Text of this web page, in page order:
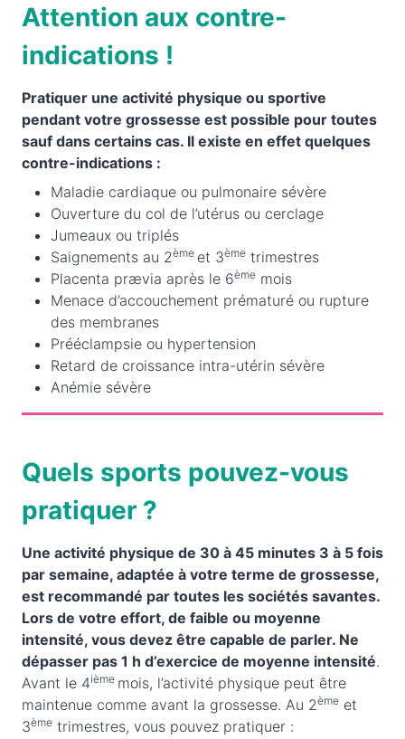
Attention aux contre-
indications !
Pratiquer une activité physique ou sportive
pendant votre grossesse est possible pour toutes
sauf dans certains cas. Il existe en effet quelques
contre-indications :
Maladie cardiaque ou pulmonaire sévère
Ouverture du col de l’utérus ou cerclage
Jumeaux ou triplés
Saignements au 2ème et 3ème trimestres
Placenta prævia après le 6ème mois
Menace d’accouchement prématuré ou rupture
des membranes
Prééclampsie ou hypertension
Retard de croissance intra-utérin sévère
Anémie sévère
Quels sports pouvez-vous
pratiquer ?
Une activité physique de 30 à 45 minutes 3 à 5 fois
par semaine, adaptée à votre terme de grossesse,
est recommandé par toutes les sociétés savantes.
Lors de votre effort, de faible ou moyenne
intensité, vous devez être capable de parler. Ne
dépasser pas 1 h d’exercice de moyenne intensité.
Avant le 4ième mois, l’activité physique peut être
maintenue comme avant la grossesse. Au 2ème et
3ème trimestres, vous pouvez pratiquer :